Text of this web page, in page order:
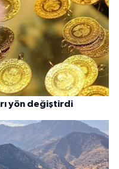
yön değiştirdi